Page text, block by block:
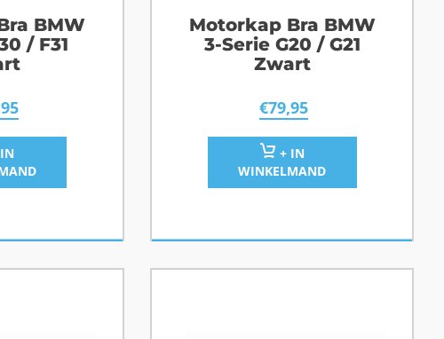
BMW
/ F31
Motorkap Bra BMW
3-Serie G20 / G21
Zwart
€79,95
+ IN
WINKELMAND